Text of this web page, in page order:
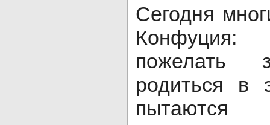
Сегодня
родиться в
пытаются